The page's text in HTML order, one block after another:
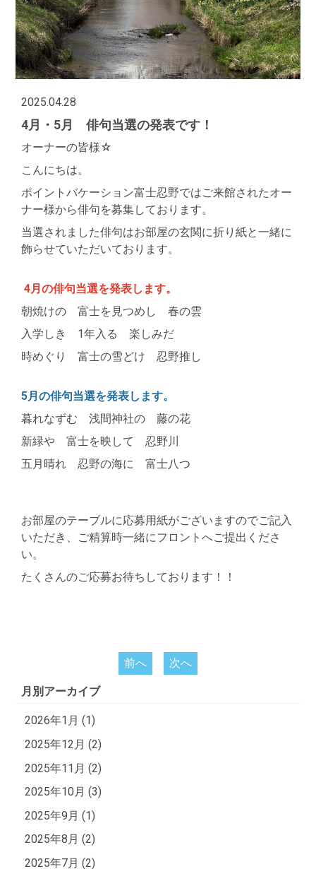
2025.04.28
4月・5月 俳句当選の発表です！
オーナーの皆様☆
こんにちは。
ポイントバケーション富士忍野ではご来館されたオー
ナー様から俳句を募集しております。
当選されました俳句はお部屋の玄関に折り紙と一緒に
飾らせていただいております。
4月の俳句当選を発表します。
朝焼けの 富士を見つめし 春の雲
入学しき 1年入る 楽しみだ
時めぐり 富士の雪どけ 忍野推し
5月の俳句当選を発表します。
暮れなずむ 浅間神社の 藤の花
新緑や 富士を映して 忍野川
五月晴れ 忍野の海に 富士八つ
お部屋のテーブルに応募用紙がございますのでご記入
いただき、ご精算時一緒にフロントへご提出くださ
い。
たくさんのご応募お待ちしております！！
前へ 次へ
月別アーカイブ
2026年1月 (1)
2025年12月 (2)
2025年11月 (2)
2025年10月 (3)
2025年9月 (1)
2025年8月 (2)
2025年7月 (2)